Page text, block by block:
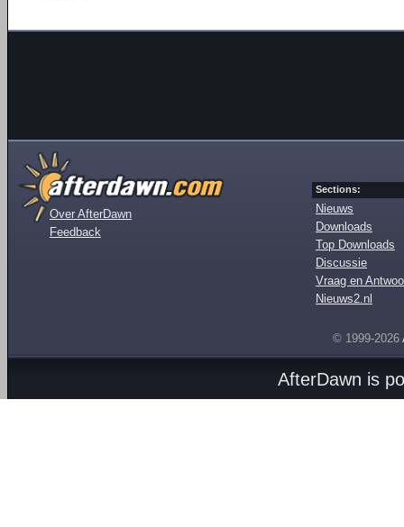
Over AfterDawn
Feedback
Sections:
Nieuws
Downloads
Top Downloads
Discussie
Vraag en
Nieuws2.nl
© 1999-2026
AfterDawn is